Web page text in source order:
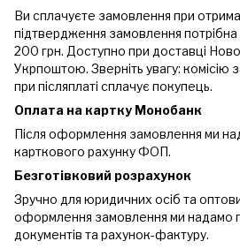
Ви сплачуєте замовлення при
підтвердження замовлення
200 грн. Доступно при доставці
Укрпоштою. Зверніть увагу: комісію
при післяплаті сплачує покупець.
Оплата на картку Монобанк
Після оформлення замовлення ми
карткового рахунку ФОП.
Безготівковий розрахунок
Зручно для юридичних осіб та
оформлення замовлення ми надамо
документів та рахунок-фактуру.